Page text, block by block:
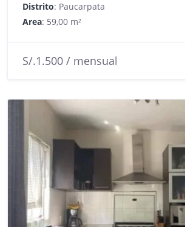
Distrito: Paucarpata
Area: 59,00 m²
S/.1.500 / mensual